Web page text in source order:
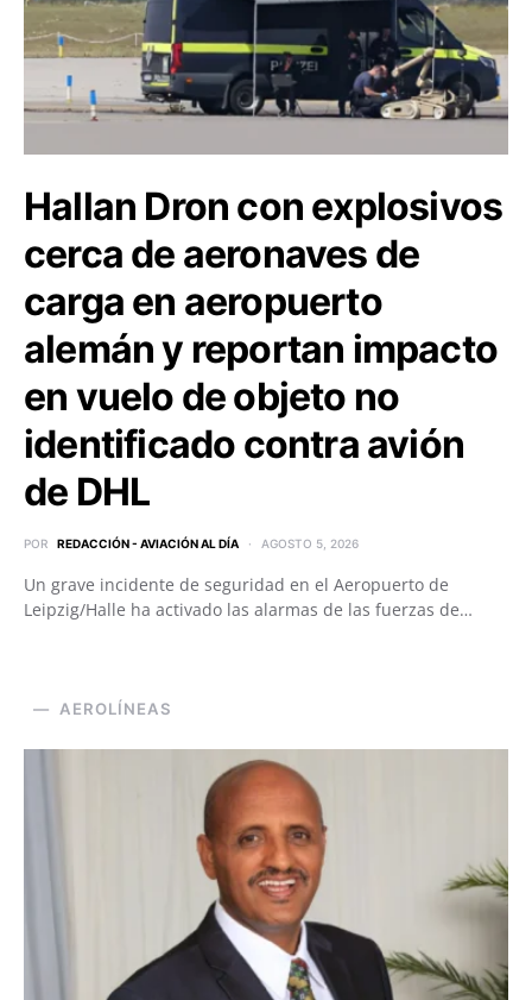
Hallan Dron con explosivos
cerca de aeronaves de
carga en aeropuerto
alemán y reportan impacto
en vuelo de objeto no
identificado contra avión
de DHL
POR REDACCIÓN - AVIACIÓN AL DÍA AGOSTO 5, 2026
Un grave incidente de seguridad en el Aeropuerto de
Leipzig/Halle ha activado las alarmas de las fuerzas de…
AEROLÍNEAS